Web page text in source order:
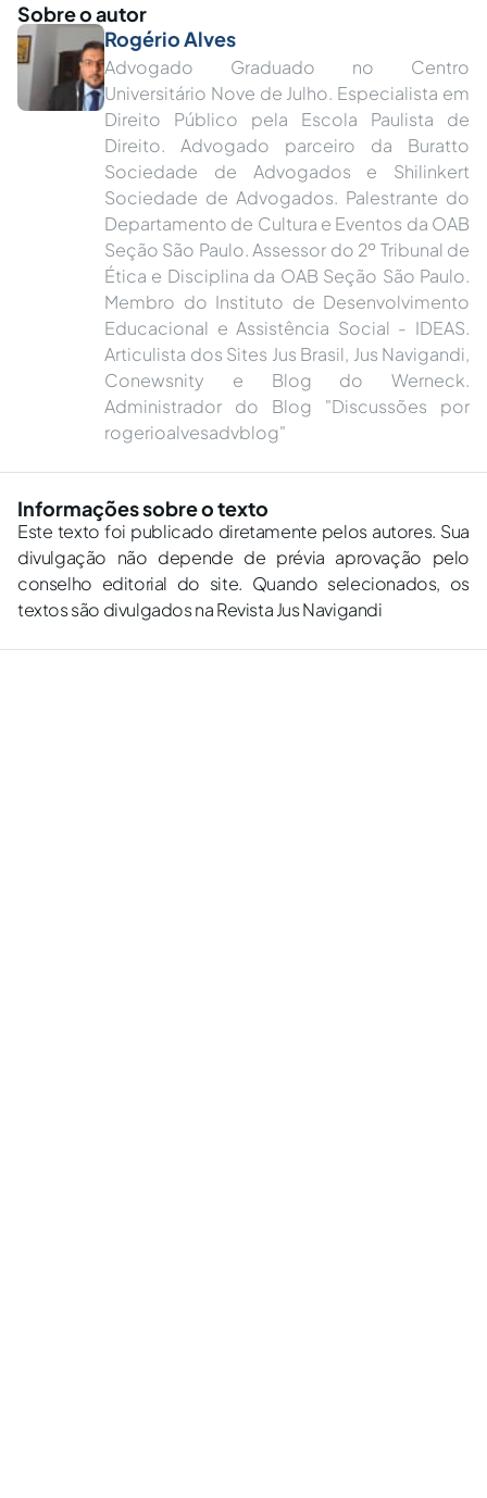
Sobre o autor
Rogério Alves
Advogado Graduado no Centro
Universitário Nove de Julho. Especialista em
Direito Público pela Escola Paulista de
Direito. Advogado parceiro da Buratto
Sociedade de Advogados e Shilinkert
Sociedade de Advogados. Palestrante do
Departamento de Cultura e Eventos da OAB
Seção São Paulo. Assessor do 2º Tribunal de
Ética e Disciplina da OAB Seção São Paulo.
Membro do Instituto de Desenvolvimento
Educacional e Assistência Social - IDEAS.
Articulista dos Sites Jus Brasil, Jus Navigandi,
Conewsnity e Blog do Werneck.
Administrador do Blog "Discussões por
rogerioalvesadvblog"
Informações sobre o texto
Este texto foi publicado diretamente pelos autores. Sua
divulgação não depende de prévia aprovação pelo
conselho editorial do site. Quando selecionados, os
textos são divulgados na Revista Jus Navigandi